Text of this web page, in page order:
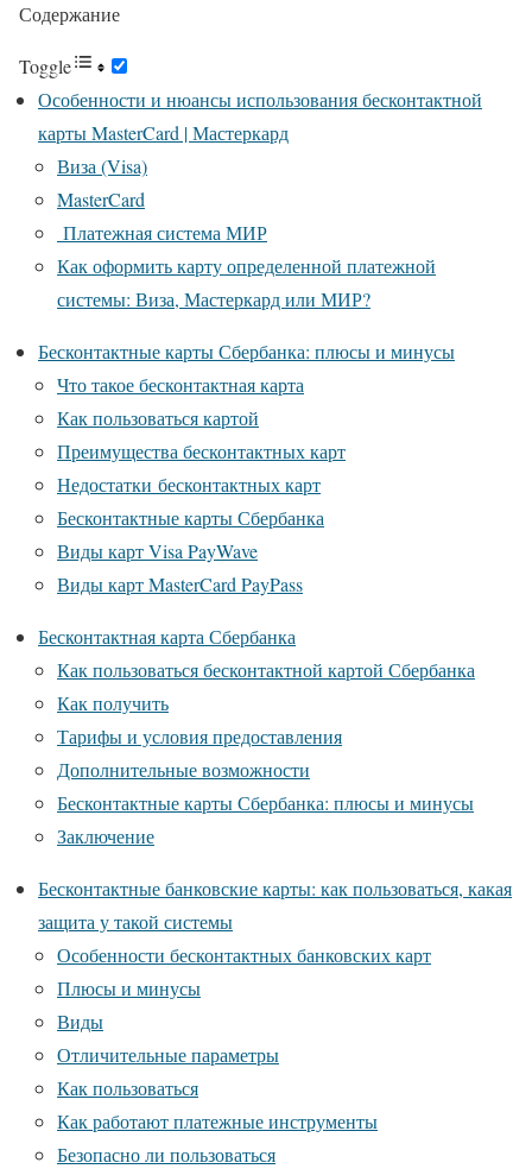
Содержание
Toggle
Особенности и нюансы использования бесконтактной
карты MasterCard | Мастеркард
Виза (Visa)
MasterCard
Платежная система МИР
Как оформить карту определенной платежной
системы: Виза, Мастеркард или МИР?
Бесконтактные карты Сбербанка: плюсы и минусы
Что такое бесконтактная карта
Как пользоваться картой
Преимущества бесконтактных карт
Недостатки бесконтактных карт
Бесконтактные карты Сбербанка
Виды карт Visa PayWave
Виды карт MasterCard PayPass
Бесконтактная карта Сбербанка
Как пользоваться бесконтактной картой Сбербанка
Как получить
Тарифы и условия предоставления
Дополнительные возможности
Бесконтактные карты Сбербанка: плюсы и минусы
Заключение
Бесконтактные банковские карты: как пользоваться, какая
защита у такой системы
Особенности бесконтактных банковских карт
Плюсы и минусы
Виды
Отличительные параметры
Как пользоваться
Как работают платежные инструменты
Безопасно ли пользоваться